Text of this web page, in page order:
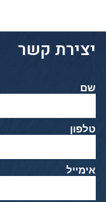
יצירת קשר
שם
טלפון
אימייל